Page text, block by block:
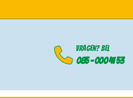
Vragen? Bel
085 - 000 41 53